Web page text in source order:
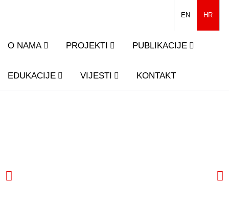
EN HR
O NAMA PROJEKTI PUBLIKACIJE
EDUKACIJE VIJESTI KONTAKT